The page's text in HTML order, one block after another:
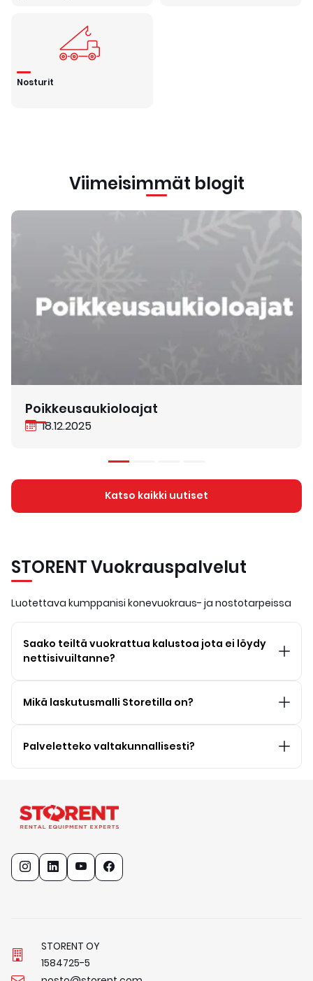
Nosturit
Viimeisimmät blogit
Poikkeusaukioloajat
18.12.2025
Katso kaikki uutiset
STORENT Vuokrauspalvelut
Luotettava kumppanisi konevuokraus- ja nostotarpeissa
Saako teiltä vuokrattua kalustoa jota ei löydy
nettisivuiltanne?
Mikä laskutusmalli Storetilla on?
Palveletteko valtakunnallisesti?
STORENT OY
1584725-5